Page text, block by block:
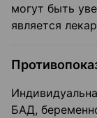
могут быть
является
БАД,